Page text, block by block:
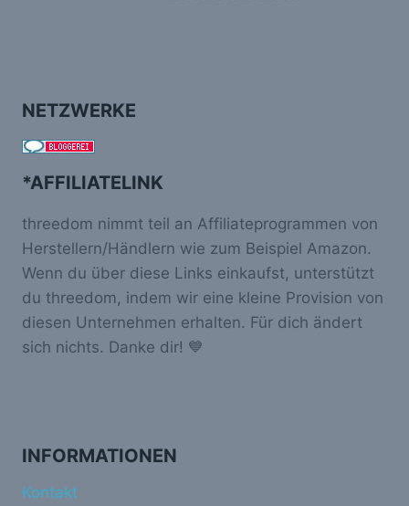
NETZWERKE
*AFFILIATELINK
threedom nimmt teil an Affiliateprogrammen von
Herstellern/Händlern wie zum Beispiel Amazon.
Wenn du über diese Links einkaufst, unterstützt
du threedom, indem wir eine kleine Provision von
diesen Unternehmen erhalten. Für dich ändert
sich nichts. Danke dir! 💙
INFORMATIONEN
Kontakt